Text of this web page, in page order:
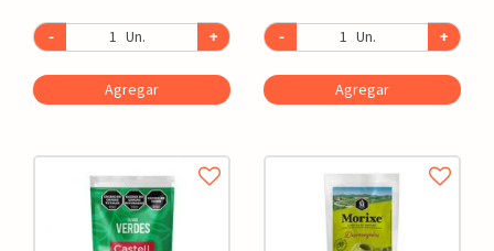
- Un. +
Agregar
- Un. +
Agregar